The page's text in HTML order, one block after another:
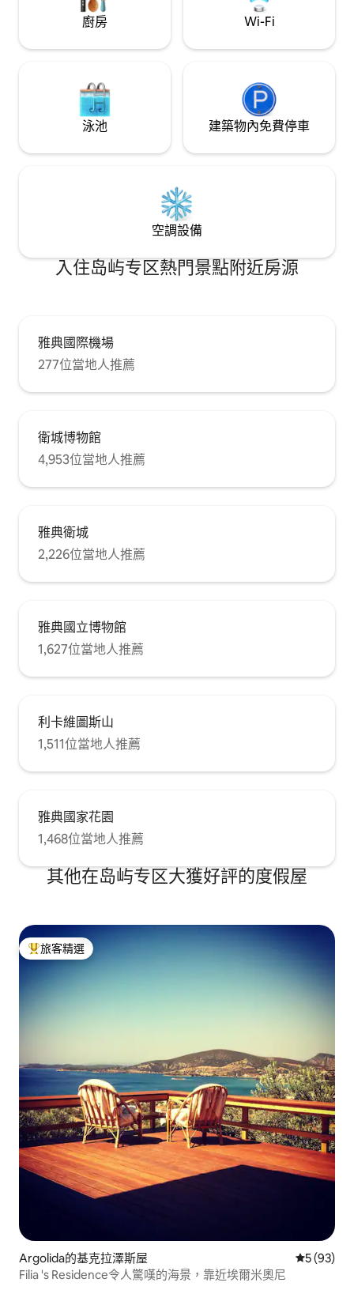
廚房 Wi-Fi
泳池 建築物內免費停車
空調設備
入住岛屿专区熱門景點附近房源
雅典國際機場
277位當地人推薦
衛城博物館
4,953位當地人推薦
雅典衛城
2,226位當地人推薦
雅典國立博物館
1,627位當地人推薦
利卡維圖斯山
1,511位當地人推薦
雅典國家花園
1,468位當地人推薦
其他在岛屿专区大獲好評的度假屋
旅客精選榜首
旅客精選
Argolida的基克拉澤斯屋 從 93 則評
5 (93)
Filia 's Residence令人驚嘆的海景，靠近埃爾米奧尼